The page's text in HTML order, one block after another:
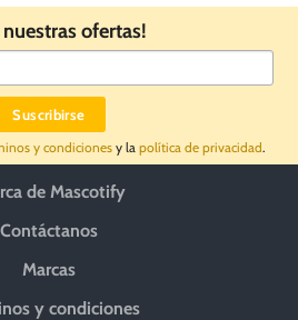
nuestras ofertas!
y condiciones y la política de privacidad.
de Mascotify
Contáctanos
Marcas
y condiciones